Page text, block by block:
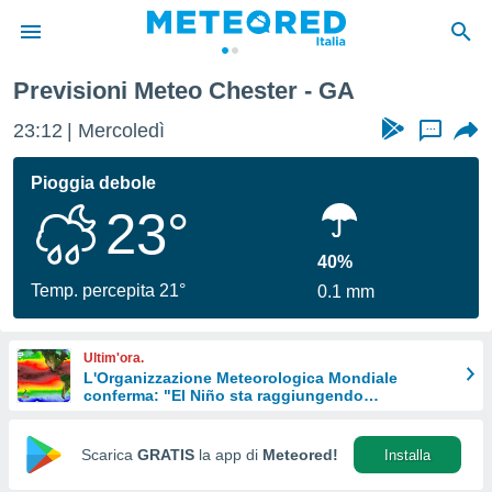
di
per
le
di
Web
Previsioni Meteo Chester - GA
23:12 Mercoledì ...
Pioggia debole
23°
Temp. percepita 21°
40%
0.1 mm
Ultim'ora.
L'Organizzazione Meteorologica Mondiale
conferma: "El Niño sta raggiungendo
Scarica GRATIS la app di Meteored! Installa